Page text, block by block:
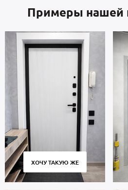
Примеры нашей
ХОЧУ ТАКУЮ ЖЕ